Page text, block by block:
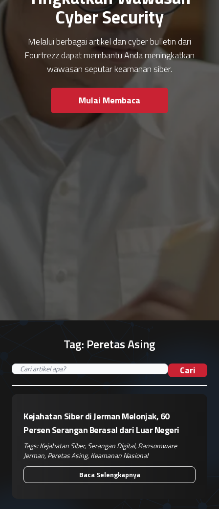
Cyber Security
Melalui berbagai artikel dan cyber bulletin dari
Fourtrezz dapat membantu Anda meningkatkan
wawasan seputar keamanan siber.
Mulai Membaca
Tag: Peretas Asing
Cari
Kejahatan Siber di Jerman Melonjak, 60
Persen Serangan Berasal dari Luar Negeri
Tags:Kejahatan Siber,Serangan Digital,Ransomware
Jerman,Peretas Asing,Keamanan Nasional
Baca Selengkapnya